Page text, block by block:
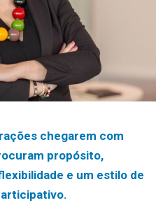
chegarem com
propósito,
e um estilo de